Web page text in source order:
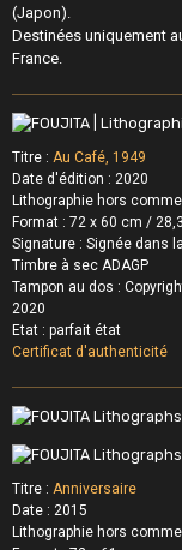
(Japon).
Destinées uniquement
France.
Titre : Au Café, 1949
Date d'édition : 2020
Lithographie hors
Format : 72 x 60 cm /
Signature : Signée dans
Timbre à sec ADAGP
Tampon au dos :
2020
Etat : parfait état
Certificat d'authenticité
Titre : Anniversaire
Date : 2015
Lithographie hors